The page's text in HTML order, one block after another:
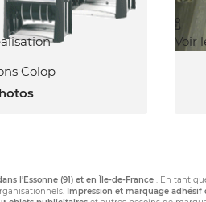
Colop

Voir
l’Essonne (91) et en Île-de-France: En tant
Impression et marquage adhésif